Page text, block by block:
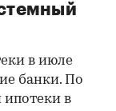
в июле
банки. По
в